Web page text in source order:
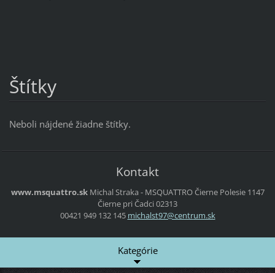
Štítky
Neboli nájdené žiadne štítky.
Kontakt
www.msquattro.sk Michal Straka - MSQUATTROČierne Polesie 1147
Čierne pri Čadci 02313
00421 949 132 145 michalst97@centrum.sk
Kategórie